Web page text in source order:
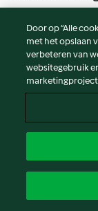
Brownies van
aardappel
Door op “Alle
met het opslaan
verbeteren van
websitegebruik